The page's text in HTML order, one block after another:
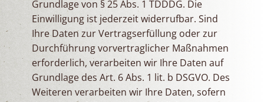
Grundlage von § 25 Abs. 1 TDDDG. Die
Einwilligung ist jederzeit widerrufbar. Sind
Ihre Daten zur Vertragserfüllung oder zur
Durchführung vorvertraglicher Maßnahmen
erforderlich, verarbeiten wir Ihre Daten auf
Grundlage des Art. 6 Abs. 1 lit. b DSGVO. Des
Weiteren verarbeiten wir Ihre Daten, sofern